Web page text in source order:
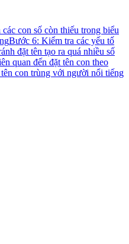
con số còn thiếu trong biểu
Bước 6: Kiểm tra các yếu tố
đặt tên tạo ra quá nhiều số
quan đến đặt tên con theo
con trùng với người nổi tiếng